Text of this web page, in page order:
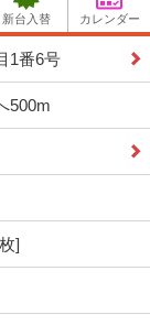
新台入替 カレンダー
1番6号
500m
]